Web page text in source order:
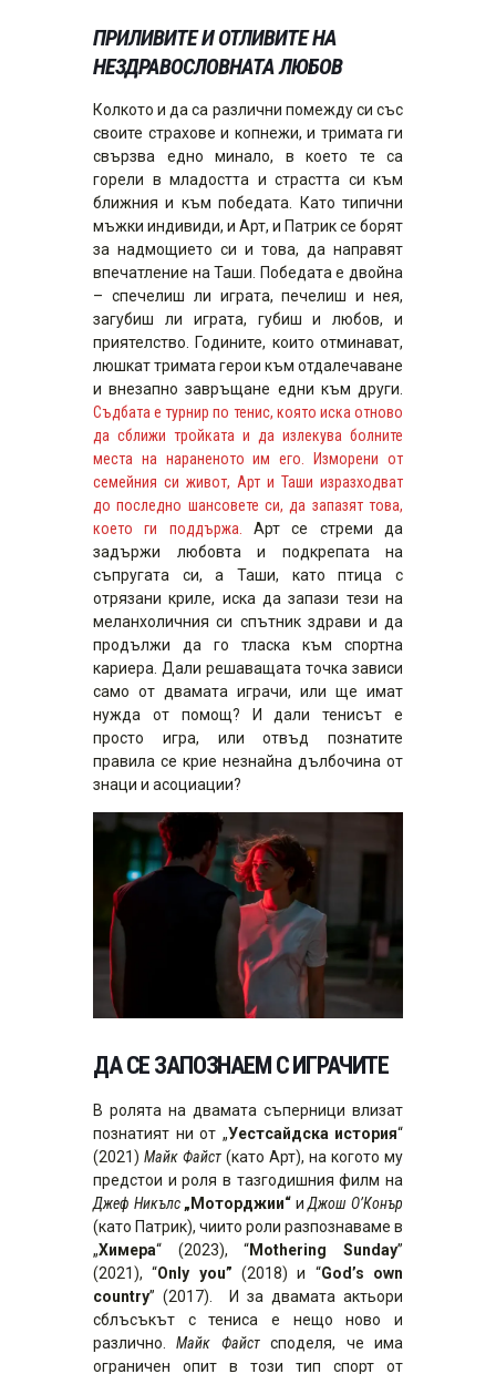
ПРИЛИВИТЕ И ОТЛИВИТЕ НА
НЕЗДРАВОСЛОВНАТА ЛЮБОВ
Колкото и да са различни помежду си със
своите страхове и копнежи, и тримата ги
свързва едно минало, в което те са
горели в младостта и страстта си към
ближния и към победата. Като типични
мъжки индивиди, и Арт, и Патрик се борят
за надмощието си и това, да направят
впечатление на Таши. Победата е двойна
– спечелиш ли играта, печелиш и нея,
загубиш ли играта, губиш и любов, и
приятелство. Годините, които отминават,
люшкат тримата герои към отдалечаване
и внезапно завръщане едни към други.
Съдбата е турнир по тенис, която иска отново
да сближи тройката и да излекува болните
места на нараненото им его. Изморени от
семейния си живот, Арт и Таши изразходват
до последно шансовете си, да запазят това,
което ги поддържа.
Арт се стреми да
задържи любовта и подкрепата на
съпругата си, а Таши, като птица с
отрязани криле, иска да запази тези на
меланхоличния си спътник здрави и да
продължи да го тласка към спортна
кариера. Дали решаващата точка зависи
само от двамата играчи, или ще имат
нужда от помощ? И дали тенисът е
просто игра, или отвъд познатите
правила се крие незнайна дълбочина от
знаци и асоциации?
ДА СЕ ЗАПОЗНАЕМ С ИГРАЧИТЕ
В ролята на двамата съперници влизат
познатият ни от „Уестсайдска история“
(2021) Майк Файст (като Арт), на когото му
предстои и роля в тазгодишния филм на
Джеф Никълс„Моторджии“ иДжош О’Конър
(като Патрик), чиито роли разпознаваме в
„Химера“ (2023), “Mothering Sunday”
(2021), “Only you” (2018) и “God’s own
country” (2017). И за двамата актьори
сблъсъкът с тениса е нещо ново и
различно.Майк Файстсподеля, че има
ограничен опит в този тип спорт от